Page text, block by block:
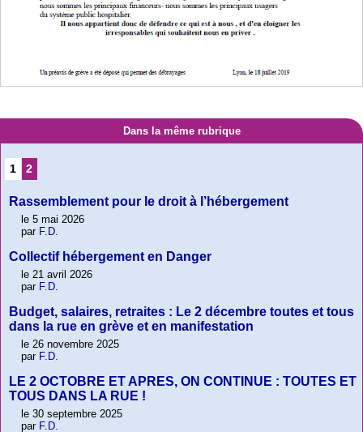
Dans la même rubrique
1 2
Rassemblement pour le droit à l’hébergement
le 5 mai 2026
par F.D.
Collectif hébergement en Danger
le 21 avril 2026
par F.D.
Budget, salaires, retraites : Le 2 décembre toutes et tous
dans la rue en grève et en manifestation
le 26 novembre 2025
par F.D.
LE 2 OCTOBRE ET APRES, ON CONTINUE : TOUTES ET
TOUS DANS LA RUE !
le 30 septembre 2025
par F.D.